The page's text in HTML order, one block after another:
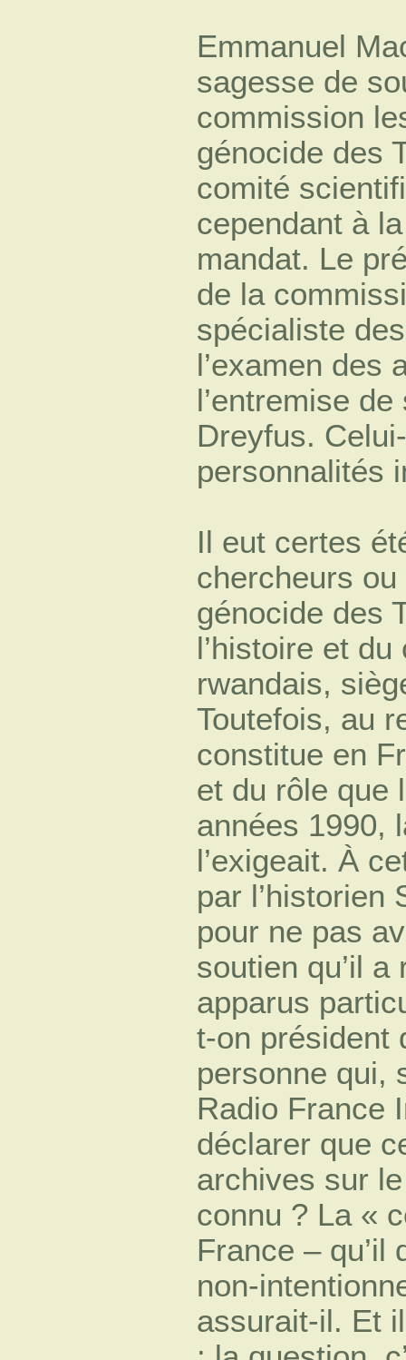
Emmanuel
sagesse de
commission
génocide des
comité
cependant à
mandat. Le
de la
spécialiste
l’examen des
l’entremise
Dreyfus.
personnalités
Il eut certes
chercheurs
génocide des
l’histoire et
rwandais,
Toutefois, au
constitue en
et du rôle que
années 1990,
l’exigeait. À
par l’historien
pour ne pas
soutien qu’il a
apparus
t-on président
personne qui,
Radio France
déclarer que
archives sur
connu ? La «
France – qu’il
non-
assurait-il. Et